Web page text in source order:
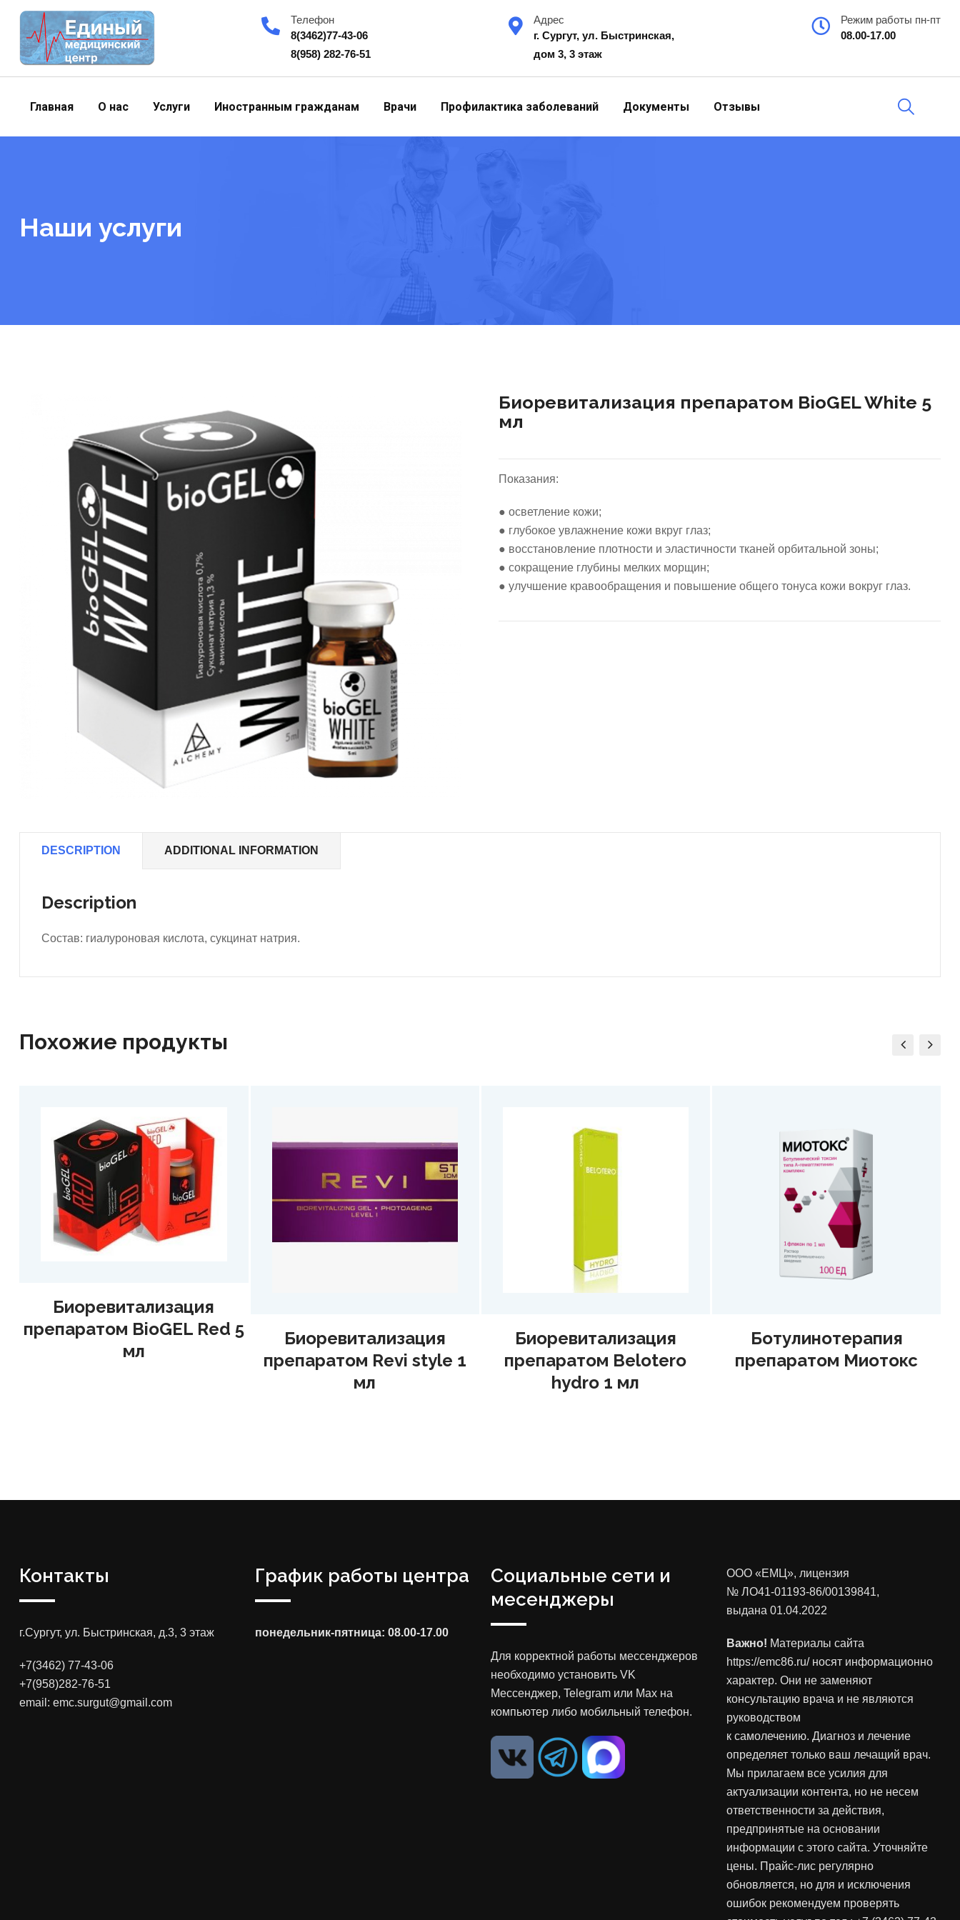
content
Телефон
8(3462)77-43-06
8(958) 282-76-51
Адрес
г. Сургут, ул. Быстринская,
дом 3, 3 этаж
Режим работы пн-пт
08.00-17.00
Главная О нас Услуги Иностранным гражданам Врачи Профилактика заболеваний Документы Отзывы
Наши услуги
Биоревитализация препаратом BioGEL White 5
мл
Показания:
● осветление кожи;
● глубокое увлажнение кожи вкруг глаз;
● восстановление плотности и эластичности тканей орбитальной зоны;
● сокращение глубины мелких морщин;
● улучшение кравообращения и повышение общего тонуса кожи вокруг глаз.
DESCRIPTION ADDITIONAL INFORMATION
Description
Состав: гиалуроновая кислота, сукцинат натрия.
Похожие продукты
5
Биоревитализация
препаратом Revi style 1
Биоревитализация
препаратом Belotero
hydro 1 мл
Ботулинотерапия
препаратом Миотокс
Биоревитализация
препаратом Neauvia
Контакты
г.Сургут, ул. Быстринская, д.3, 3 этаж
+7(3462) 77-43-06
+7(958)282-76-51
email: emc.surgut@gmail.com
График работы центра
понедельник-пятница: 08.00-17.00
Социальные сети и
месенджеры
Для корректной работы мессенджеров
необходимо установить VK
Мессенджер, Telegram или Max на
компьютер либо мобильный телефон.
ООО «ЕМЦ», лицензия
№ ЛО41-01193-86/00139841,
выдана 01.04.2022
Важно! Материалы сайта
https://emc86.ru/ носят информационно
характер. Они не заменяют
консультацию врача и не являются
руководством
к самолечению. Диагноз и лечение
определяет только ваш лечащий врач.
Мы прилагаем все усилия для
актуализации контента, но не несем
ответственности за действия,
предпринятые на основании
информации с этого сайта. Уточняйте
цены. Прайс-лис регулярно
обновляется, но для и исключения
ошибок рекомендуем проверять